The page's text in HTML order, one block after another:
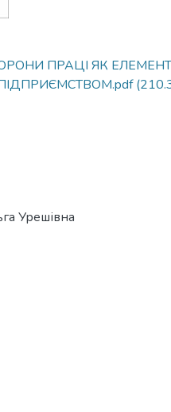
ПРАЦІ ЯК ЕЛЕМЕНТ
Урешівна